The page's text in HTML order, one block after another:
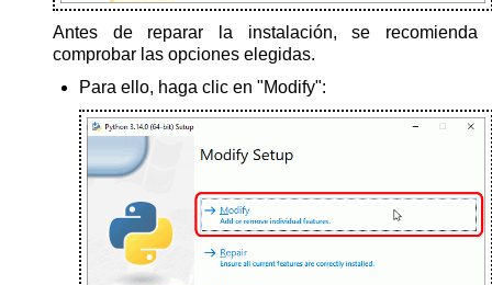
Antes de reparar la instalación, se recomienda
comprobar las opciones elegidas.
Para ello, haga clic en "Modify":